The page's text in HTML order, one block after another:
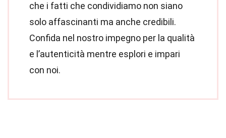
che i fatti che condividiamo non siano
solo affascinanti ma anche credibili.
Confida nel nostro impegno per la qualità
e l’autenticità mentre esplori e impari
con noi.